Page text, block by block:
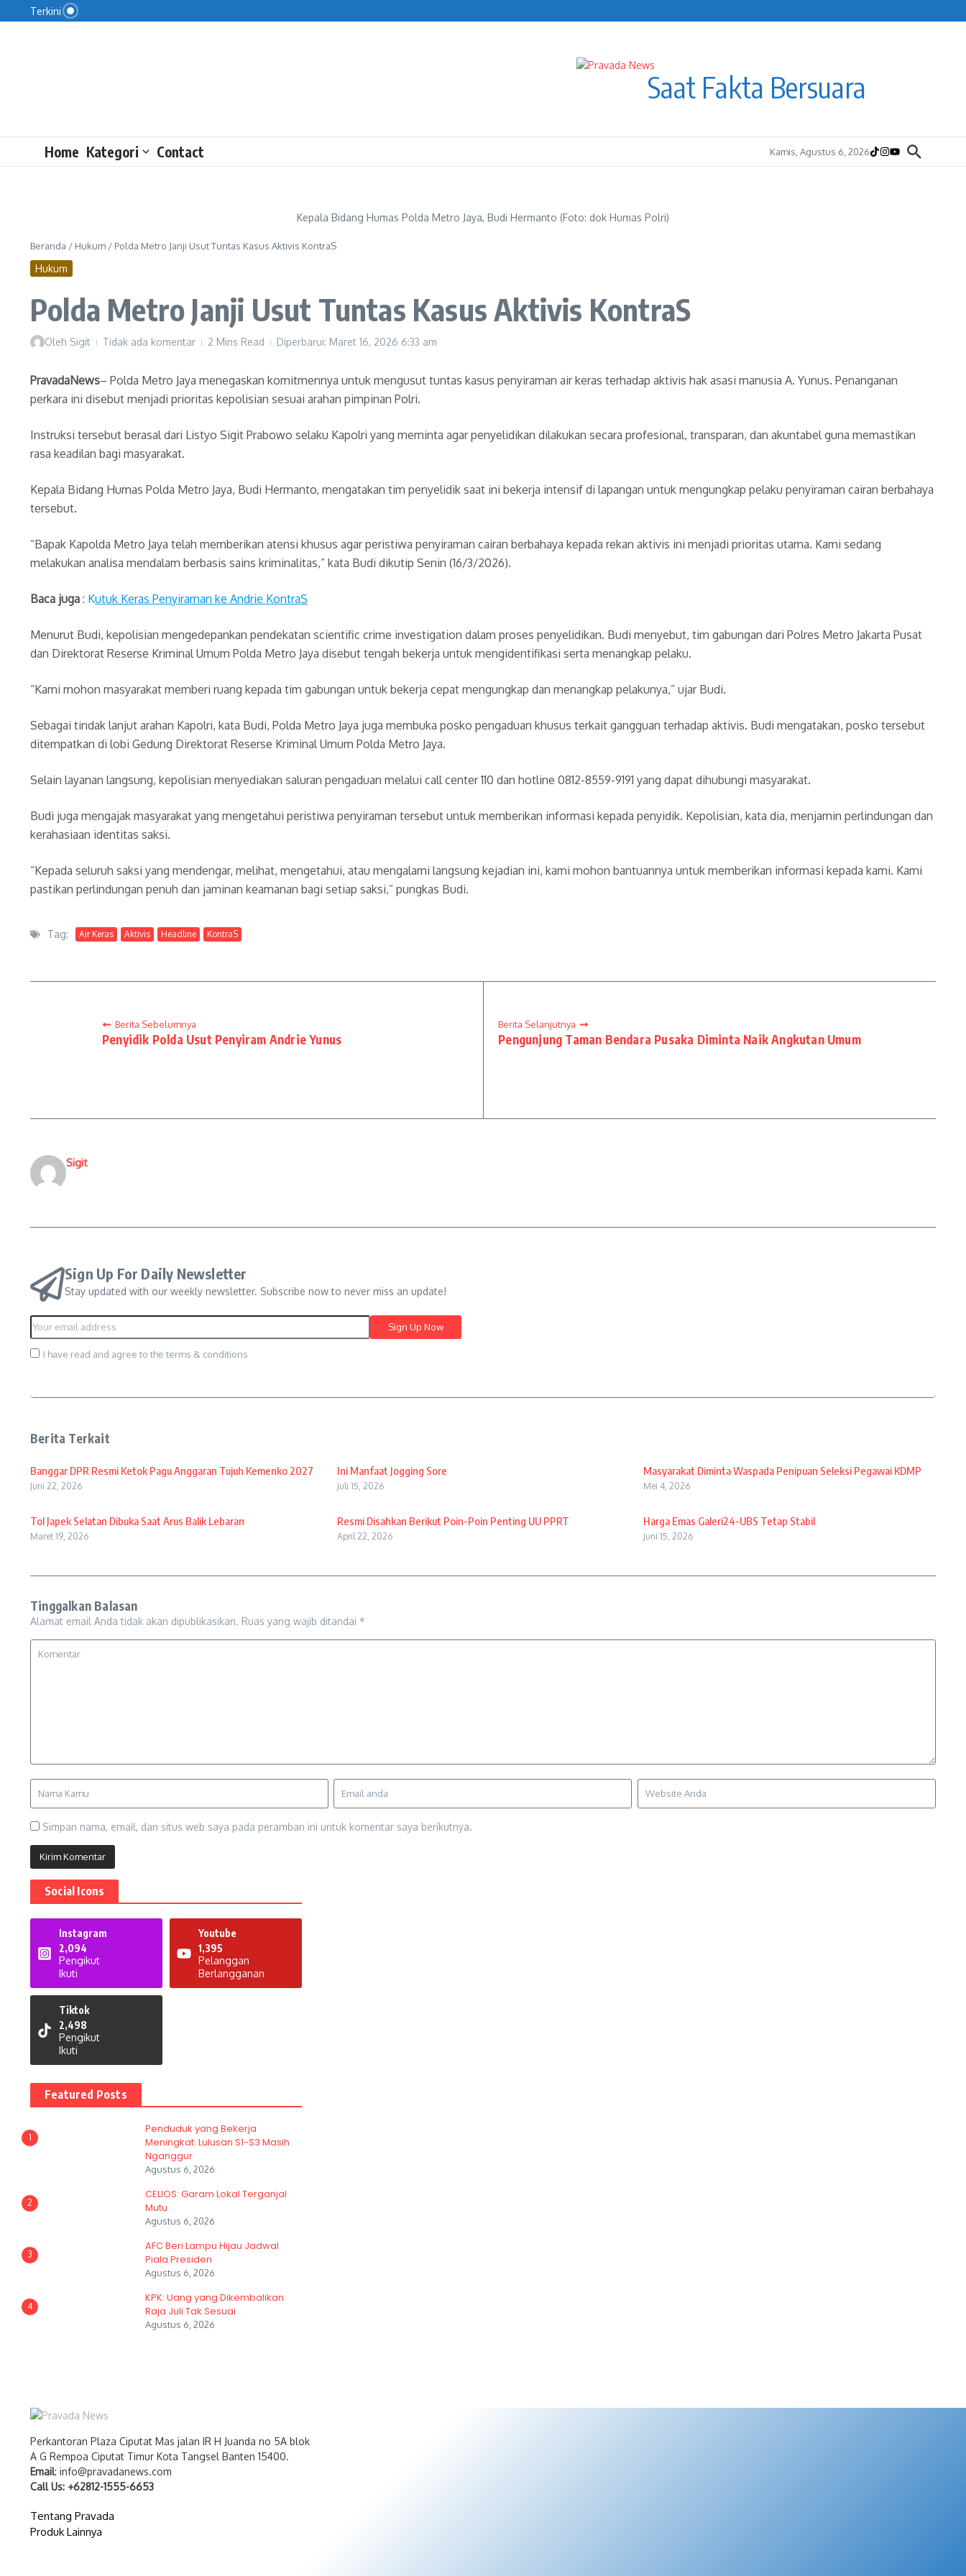
Lewati ke konten
Terkini
Saat Fakta Bersuara
Home Kategori Contact Kamis, Agustus 6, 2026
Kepala Bidang Humas Polda Metro Jaya, Budi Hermanto (Foto: dok Humas Polri)
Beranda / Hukum / Polda Metro Janji Usut Tuntas Kasus Aktivis KontraS
Hukum
Polda Metro Janji Usut Tuntas Kasus Aktivis KontraS
Oleh Sigit Tidak ada komentar 2 Mins Read Diperbarui: Maret 16, 2026 6:33 am
PravadaNews– Polda Metro Jaya menegaskan komitmennya untuk mengusut tuntas kasus penyiraman air keras terhadap aktivis hak asasi manusia A. Yunus. Penanganan
perkara ini disebut menjadi prioritas kepolisian sesuai arahan pimpinan Polri.
Instruksi tersebut berasal dari Listyo Sigit Prabowo selaku Kapolri yang meminta agar penyelidikan dilakukan secara profesional, transparan, dan akuntabel guna memastikan
rasa keadilan bagi masyarakat.
Kepala Bidang Humas Polda Metro Jaya, Budi Hermanto, mengatakan tim penyelidik saat ini bekerja intensif di lapangan untuk mengungkap pelaku penyiraman cairan berbahaya
tersebut.
“Bapak Kapolda Metro Jaya telah memberikan atensi khusus agar peristiwa penyiraman cairan berbahaya kepada rekan aktivis ini menjadi prioritas utama. Kami sedang
melakukan analisa mendalam berbasis sains kriminalitas,” kata Budi dikutip Senin (16/3/2026).
Baca juga : Kutuk Keras Penyiraman ke Andrie KontraS
Menurut Budi, kepolisian mengedepankan pendekatan scientific crime investigation dalam proses penyelidikan. Budi menyebut, tim gabungan dari Polres Metro Jakarta Pusat
dan Direktorat Reserse Kriminal Umum Polda Metro Jaya disebut tengah bekerja untuk mengidentifikasi serta menangkap pelaku.
“Kami mohon masyarakat memberi ruang kepada tim gabungan untuk bekerja cepat mengungkap dan menangkap pelakunya,” ujar Budi.
Sebagai tindak lanjut arahan Kapolri, kata Budi, Polda Metro Jaya juga membuka posko pengaduan khusus terkait gangguan terhadap aktivis. Budi mengatakan, posko tersebut
ditempatkan di lobi Gedung Direktorat Reserse Kriminal Umum Polda Metro Jaya.
Selain layanan langsung, kepolisian menyediakan saluran pengaduan melalui call center 110 dan hotline 0812-8559-9191 yang dapat dihubungi masyarakat.
Budi juga mengajak masyarakat yang mengetahui peristiwa penyiraman tersebut untuk memberikan informasi kepada penyidik. Kepolisian, kata dia, menjamin perlindungan dan
kerahasiaan identitas saksi.
“Kepada seluruh saksi yang mendengar, melihat, mengetahui, atau mengalami langsung kejadian ini, kami mohon bantuannya untuk memberikan informasi kepada kami. Kami
pastikan perlindungan penuh dan jaminan keamanan bagi setiap saksi,” pungkas Budi.
Tag: Air Keras Aktivis Headline KontraS
Berita Sebelumnya
Penyidik Polda Usut Penyiram Andrie Yunus
Berita Selanjutnya
Pengunjung Taman Bendara Pusaka Diminta Naik Angkutan Umum
Sigit
Sign Up For Daily Newsletter
Stay updated with our weekly newsletter. Subscribe now to never miss an update!
I have read and agree to the terms & conditions
Berita Terkait
Banggar DPR Resmi Ketok Pagu Anggaran Tujuh Kemenko 2027
Juni 22, 2026
Ini Manfaat Jogging Sore
Juli 15, 2026
Masyarakat Diminta Waspada Penipuan Seleksi Pegawai KDMP
Mei 4, 2026
Tol Japek Selatan Dibuka Saat Arus Balik Lebaran
Maret 19, 2026
Resmi Disahkan Berikut Poin-Poin Penting UU PPRT
April 22, 2026
Harga Emas Galeri24-UBS Tetap Stabil
Juni 15, 2026
Tinggalkan Balasan
Alamat email Anda tidak akan dipublikasikan. Ruas yang wajib ditandai *
Simpan nama, email, dan situs web saya pada peramban ini untuk komentar saya berikutnya.
Social Icons
Instagram
2,094
Pengikut
Ikuti
Youtube
1,395
Pelanggan
Berlangganan
Tiktok
2,498
Pengikut
Ikuti
Featured Posts
1
Penduduk yang Bekerja
Meningkat: Lulusan S1-S3 Masih
Nganggur
Agustus 6, 2026
2
CELIOS: Garam Lokal Terganjal
Mutu
Agustus 6, 2026
3
AFC Beri Lampu Hijau Jadwal
Piala Presiden
Agustus 6, 2026
4
KPK: Uang yang Dikembalikan
Raja Juli Tak Sesuai
Agustus 6, 2026
Perkantoran Plaza Ciputat Mas jalan IR H Juanda no 5A blok
A G Rempoa Ciputat Timur Kota Tangsel Banten 15400.
Email: info@pravadanews.com
Call Us: +62812-1555-6653
Tentang Pravada
Produk Lainnya